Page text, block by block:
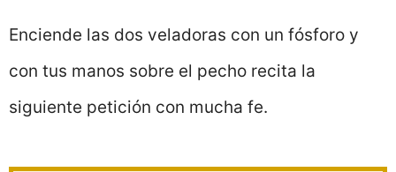
Enciende las dos veladoras con un fósforo y
con tus manos sobre el pecho recita la
siguiente petición con mucha fe.